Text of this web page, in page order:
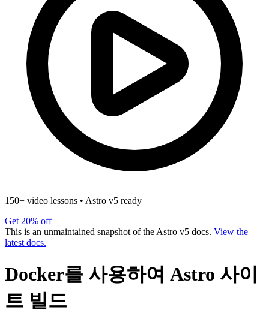
150+ video lessons • Astro v5 ready
Get 20% off
This is an unmaintained snapshot of the Astro v5 docs. View the
latest docs.
Docker를 사용하여 Astro 사이
트 빌드